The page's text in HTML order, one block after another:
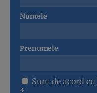
Numele
Prenumele
Sunt de acord cu
*